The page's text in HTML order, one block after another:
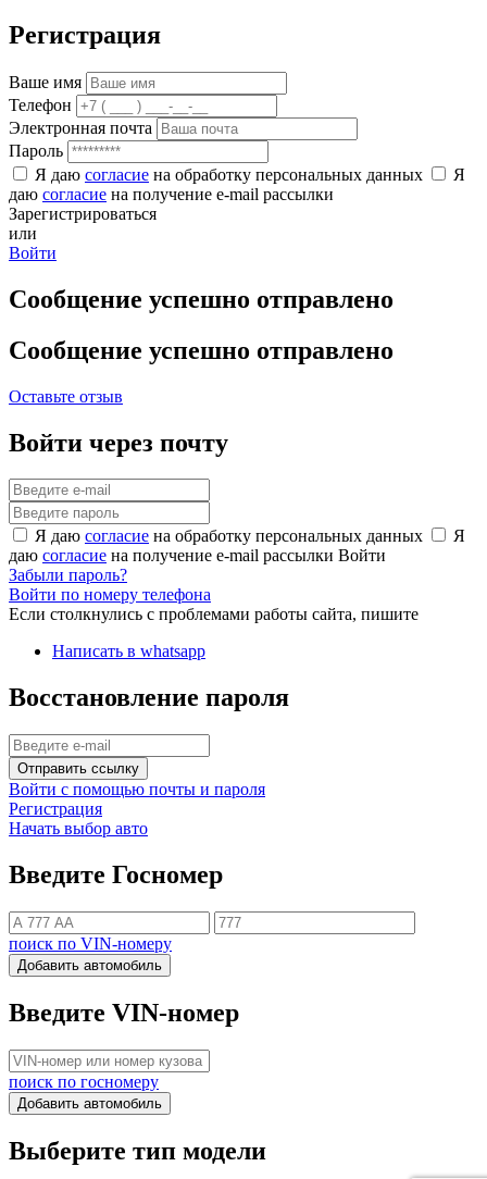
Регистрация
Ваше имя
Телефон
Электронная почта
Пароль
Я даю согласие на обработку персональных данных
Я
даю согласие на получение e-mail рассылки
Зарегистрироваться
или
Войти
Сообщение успешно отправлено
Сообщение успешно отправлено
Оставьте отзыв
Войти через почту
Я даю согласие на обработку персональных данных
Я
даю согласие на получение e-mail рассылки Войти
Забыли пароль?
Войти по номеру телефона
Если столкнулись с проблемами работы сайта, пишите
Написать в whatsapp
Восстановление пароля
Отправить ссылку
Войти с помощью почты и пароля
Регистрация
Начать выбор авто
Введите Госномер
поиск по VIN-номеру
Добавить автомобиль
Введите VIN-номер
поиск по госномеру
Добавить автомобиль
Выберите тип модели